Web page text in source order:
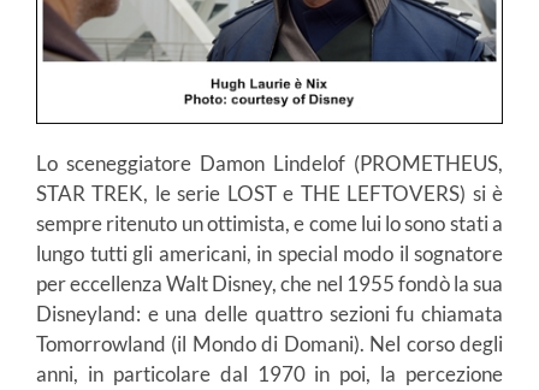
Lo sceneggiatore Damon Lindelof (PROMETHEUS,
STAR TREK, le serie LOST e THE LEFTOVERS) si è
sempre ritenuto un ottimista, e come lui lo sono stati a
lungo tutti gli americani, in special modo il sognatore
per eccellenza Walt Disney, che nel 1955 fondò la sua
Disneyland: e una delle quattro sezioni fu chiamata
Tomorrowland (il Mondo di Domani). Nel corso degli
anni, in particolare dal 1970 in poi, la percezione